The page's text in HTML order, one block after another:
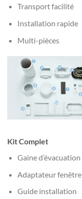
Transport facilité
Installation rapide
Multi-pièces
Kit Complet
Gaine d’évacuation
Adaptateur fenêtre
Guide installation